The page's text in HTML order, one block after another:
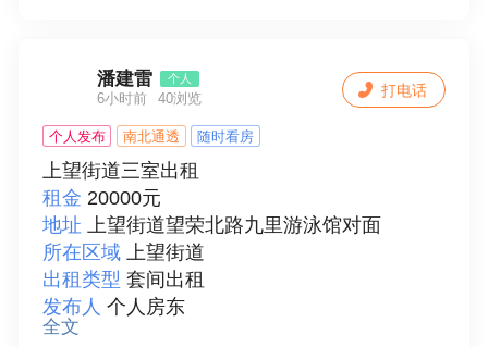
潘建雷 个人
6小时前 40浏览
个人发布 南北通透 随时看房
上望街道三室出租
租金 20000元
地址 上望街道望荣北路九里游泳馆对面
所在区域 上望街道
出租类型 套间出租
发布人 个人房东
面积
全文
打电话